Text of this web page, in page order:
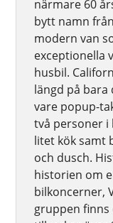
närmare 60
bytt namn
modern van
exceptionella
husbil.
längd på bara
vare popup-
två personer i
litet kök samt
och dusch.
historien om
bilkoncerner,
gruppen finns